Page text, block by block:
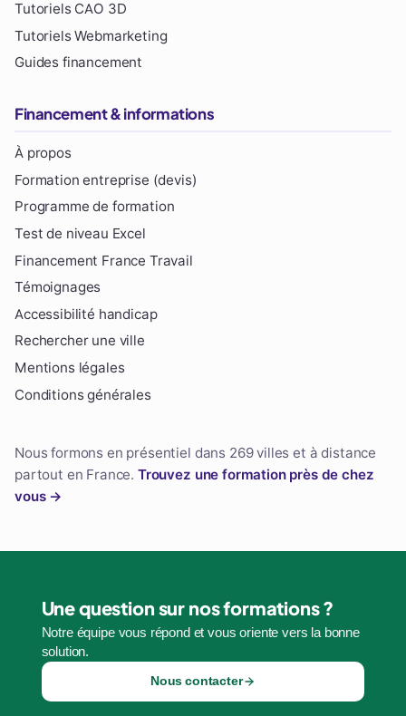
Tutoriels CAO 3D
Tutoriels Webmarketing
Guides financement
Financement & informations
À propos
Formation entreprise (devis)
Programme de formation
Test de niveau Excel
Financement France Travail
Témoignages
Accessibilité handicap
Rechercher une ville
Mentions légales
Conditions générales
Nous formons en présentiel dans 269 villes et à distance
partout en France. Trouvez une formation près de chez
vous →
Une question sur nos formations ?
Notre équipe vous répond et vous oriente vers la bonne
solution.
Nous contacter